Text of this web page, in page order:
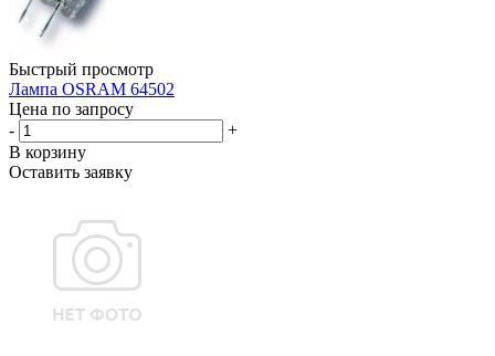
Быстрый просмотр
Лампа OSRAM 64502
Цена по запросу
-
+
В корзину
Оставить заявку